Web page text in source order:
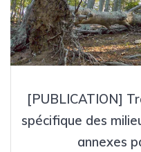
[PUBLICATION]
spécifique des
annexes